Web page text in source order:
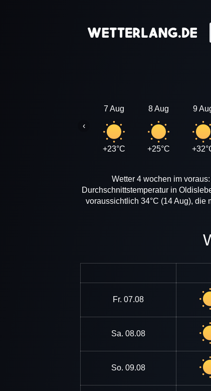
7 Aug
+23°C
8 Aug
+25°C
9
‹
Wetter 4 wochen im
Durchschnittstemperatur in
voraussichtlich 34°C (14 Aug), die
Fr. 07.08
Sa. 08.08
So. 09.08